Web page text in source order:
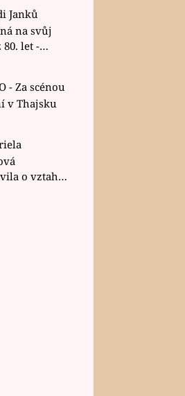
na svůj
let -
v Thajsku
o vztahu